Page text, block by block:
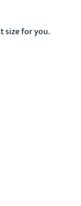
size for you.